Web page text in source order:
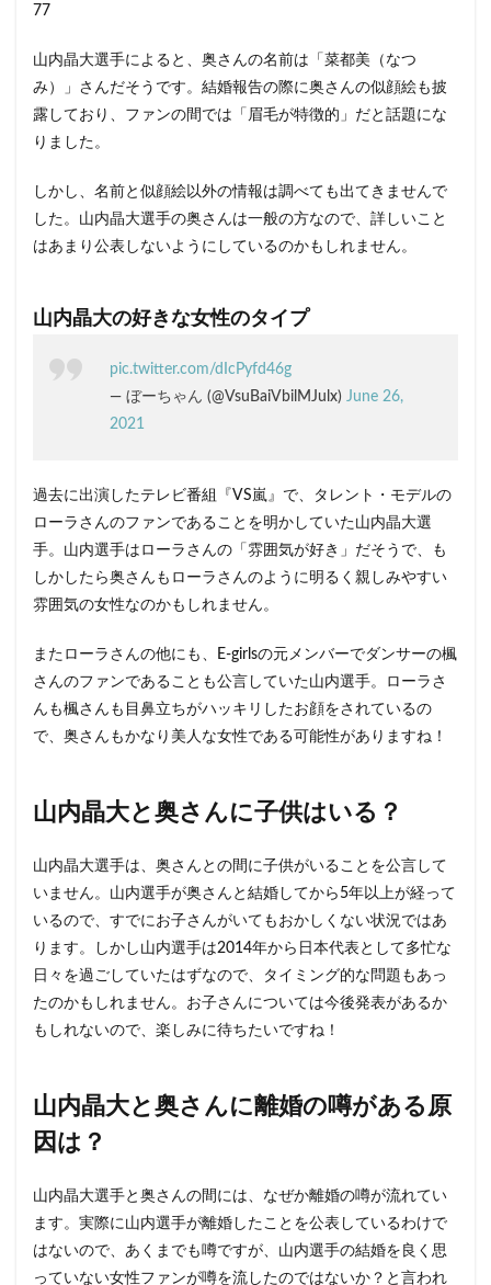
に子
い
る？
3
晶大
と奥
に離
ある
原因
77
山内晶大選手によると、奥さんの名前は「菜都美（なつ
み）」さんだそうです。結婚報告の際に奥さんの似顔絵も披
露しており、ファンの間では「眉毛が特徴的」だと話題にな
りました。
しかし、名前と似顔絵以外の情報は調べても出てきませんで
した。山内晶大選手の奥さんは一般の方なので、詳しいこと
はあまり公表しないようにしているのかもしれません。
山内晶大の好きな女性のタイプ
pic.twitter.com/dIcPyfd46g
— ぼーちゃん (@VsuBaiVbilMJulx) June 26,
2021
過去に出演したテレビ番組『VS嵐』で、タレント・モデルの
ローラさんのファンであることを明かしていた山内晶大選
手。山内選手はローラさんの「雰囲気が好き」だそうで、も
しかしたら奥さんもローラさんのように明るく親しみやすい
雰囲気の女性なのかもしれません。
またローラさんの他にも、E-girlsの元メンバーでダンサーの楓
さんのファンであることも公言していた山内選手。ローラさ
んも楓さんも目鼻立ちがハッキリしたお顔をされているの
で、奥さんもかなり美人な女性である可能性がありますね！
山内晶大と奥さんに子供はいる？
山内晶大選手は、奥さんとの間に子供がいることを公言して
いません。山内選手が奥さんと結婚してから5年以上が経って
いるので、すでにお子さんがいてもおかしくない状況ではあ
ります。しかし山内選手は2014年から日本代表として多忙な
日々を過ごしていたはずなので、タイミング的な問題もあっ
たのかもしれません。お子さんについては今後発表があるか
もしれないので、楽しみに待ちたいですね！
山内晶大と奥さんに離婚の噂がある原
因は？
山内晶大選手と奥さんの間には、なぜか離婚の噂が流れてい
ます。実際に山内選手が離婚したことを公表しているわけで
はないので、あくまでも噂ですが、山内選手の結婚を良く思
っていない女性ファンが噂を流したのではないか？と言われ